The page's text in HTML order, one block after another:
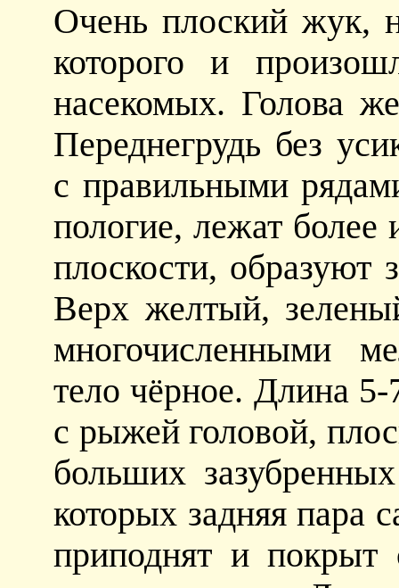
Очень плоский жук,
которого и
насекомых. Голова
Переднегрудь без
с правильными
пологие, лежат более
плоскости, образуют
Верх желтый,
многочисленными
тело чёрное. Длина
с рыжей головой,
больших
которых задняя пара
приподнят и